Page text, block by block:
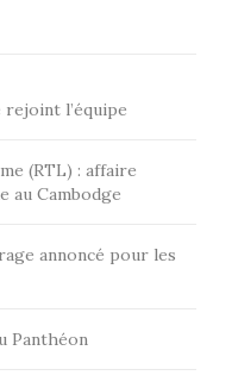
l’équipe
(RTL) : affaire
au Cambodge
annoncé pour les
Panthéon